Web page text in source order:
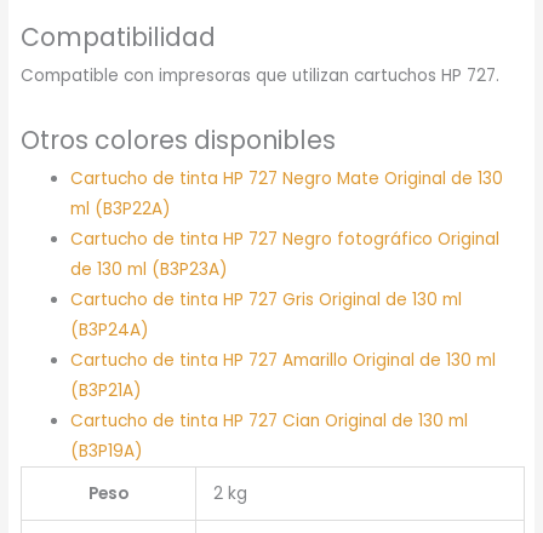
Compatibilidad
Compatible con impresoras que utilizan cartuchos HP 727.
Otros colores disponibles
Cartucho de tinta HP 727 Negro Mate Original de 130
ml (B3P22A)
Cartucho de tinta HP 727 Negro fotográfico Original
de 130 ml (B3P23A)
Cartucho de tinta HP 727 Gris Original de 130 ml
(B3P24A)
Cartucho de tinta HP 727 Amarillo Original de 130 ml
(B3P21A)
Cartucho de tinta HP 727 Cian Original de 130 ml
(B3P19A)
Peso
2 kg